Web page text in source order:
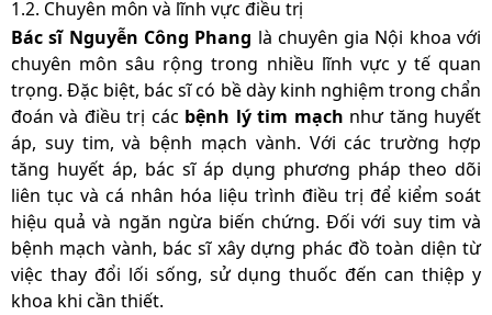
1.2. Chuyên môn và lĩnh vực điều trị
Bác sĩ Nguyễn Công Phang là chuyên gia Nội khoa với
chuyên môn sâu rộng trong nhiều lĩnh vực y tế quan
trọng. Đặc biệt, bác sĩ có bề dày kinh nghiệm trong chẩn
đoán và điều trị các bệnh lý tim mạch như tăng huyết
áp, suy tim, và bệnh mạch vành. Với các trường hợp
tăng huyết áp, bác sĩ áp dụng phương pháp theo dõi
liên tục và cá nhân hóa liệu trình điều trị để kiểm soát
hiệu quả và ngăn ngừa biến chứng. Đối với suy tim và
bệnh mạch vành, bác sĩ xây dựng phác đồ toàn diện từ
việc thay đổi lối sống, sử dụng thuốc đến can thiệp y
khoa khi cần thiết.